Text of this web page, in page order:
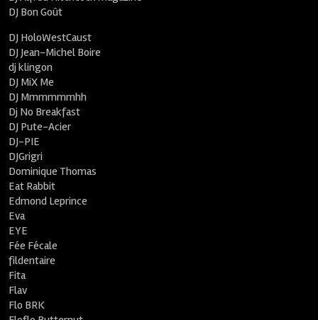
DJ Bon Goût
DJ HoloWestCaust
DJ Jean-Michel Boire
dj klingon
DJ MiX Me
DJ Mmmmmmhh
Dj No Breakfast
DJ Pute-Acier
DJ-PIE
DJGrigri
Dominique Thomas
Eat Rabbit
Edmond Leprince
Eva
EYE
Fée Fécale
fildentaire
Fita
Flav
Flo BRK